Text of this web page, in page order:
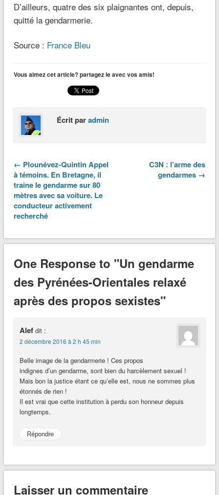
D’ailleurs, quatre des six plaignantes ont, depuis,
quitté la gendarmerie.
Source : France Bleu
Vous aimez cet article? partagez le avec vos amis!
Écrit paradmin
← Plounévez-Quintin Appel
à témoins. En Bretagne, il
traine le gendarme sur 80
mètres avec sa voiture. Le
conducteur activement
recherché
C3N : l’arme des
gendarmes →
One Response to "Un gendarme
des Pyrénées-Orientales relaxé
après des propos sexistes"
Alef dit :
2 décembre 2016 à 2 h 45 min
Belle image de la gendarmerie ! Ces propos
indignes d’un gendarme, sont bien du harcèlement sexuel !
Mais bon la justice étant ce qu’elle est, nous ne sommes plus
étonnés de rien !
Il est vrai que cette institution à perdu son honneur depuis
longtemps.
Répondre
Laisser un commentaire